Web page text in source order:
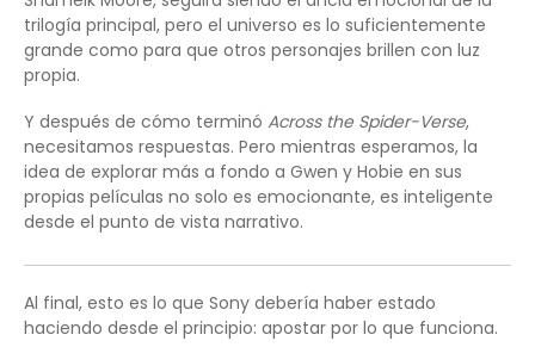
trilogía principal, pero el universo es lo suficientemente
grande como para que otros personajes brillen con luz
propia.
Y después de cómo terminó Across the Spider-Verse,
necesitamos respuestas. Pero mientras esperamos, la
idea de explorar más a fondo a Gwen y Hobie en sus
propias películas no solo es emocionante, es inteligente
desde el punto de vista narrativo.
Al final, esto es lo que Sony debería haber estado
haciendo desde el principio: apostar por lo que funciona.